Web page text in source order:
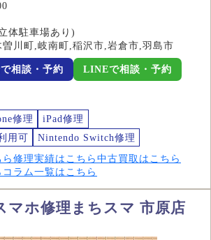
体駐車場あり)
曽川町,岐南町,稲沢市,岩倉市,羽島市
相談・予約 LINEで相談・予約
修理
iPad修理
用可
Nintendo Switch修理
修理実績はこちら 中古買取はこちら
コラム一覧はこちら
マホ修理まちスマ 市原店